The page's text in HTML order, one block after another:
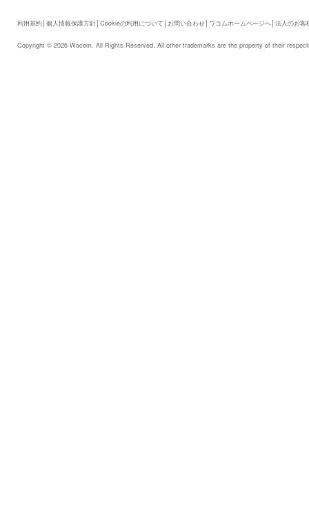
利用規約│ 個人情報保護方針│ Cookieの利用について │ お問い合わせ│ ワコムホームページへ│ 法人のお客
Copyright © 2026 Wacom. All Rights Reserved. All other trademarks are the property of their